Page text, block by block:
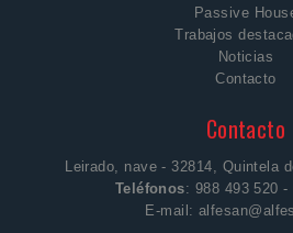
Passive
Trabajos
Noticias
Contacto
Contacto
Leirado, nave - 32814, Quintela
Teléfonos: 988 493 520 -
E-mail: